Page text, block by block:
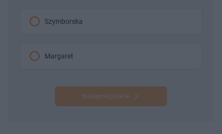
Szymborska
Margaret
Następne pytanie